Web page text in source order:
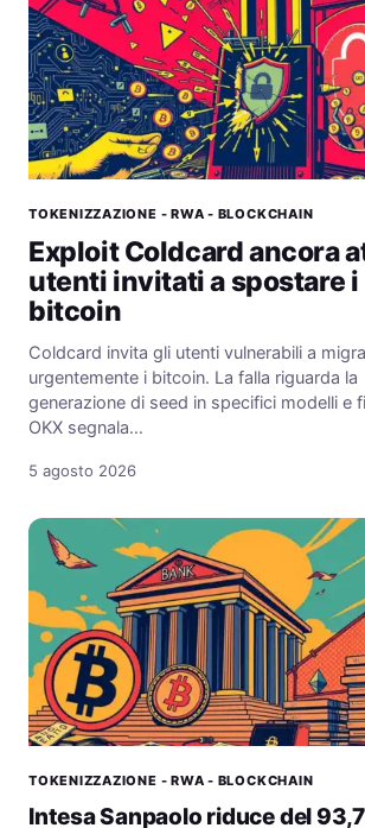
TOKENIZZAZIONE - RWA - BLOCKCHAIN
Exploit Coldcard ancora
utenti invitati a spostare i
bitcoin
Coldcard invita gli utenti vulnerabili a
urgentemente i bitcoin. La falla riguarda la
generazione di seed in specifici modelli e
OKX segnala…
5 agosto 2026
TOKENIZZAZIONE - RWA - BLOCKCHAIN
Intesa Sanpaolo riduce del